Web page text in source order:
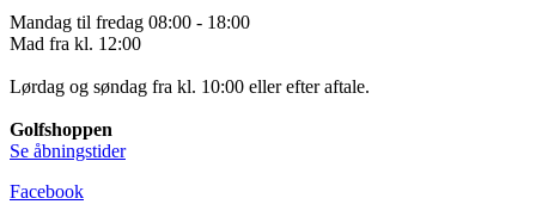
Mandag til fredag 08:00 - 18:00
Mad fra kl. 12:00
Lørdag og søndag fra kl. 10:00 eller efter aftale.
Golfshoppen
Se åbningstider
Facebook